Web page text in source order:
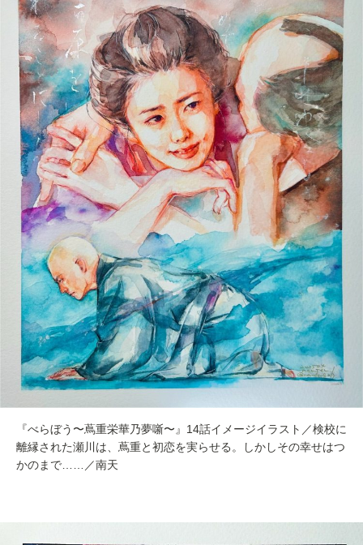
『べらぼう〜蔦重栄華乃夢噺〜』14話イメージイラスト／検校に
離縁された瀬川は、蔦重と初恋を実らせる。しかしその幸せはつ
かのまで……／南天